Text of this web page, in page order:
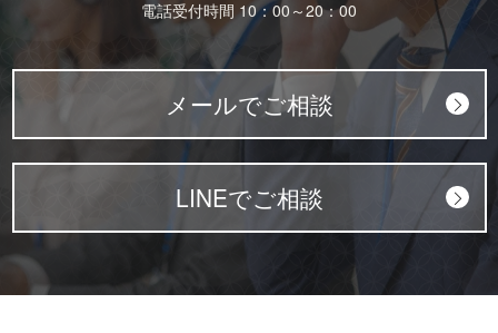
電話受付時間 10：00～20：00
メールでご相談
LINEでご相談